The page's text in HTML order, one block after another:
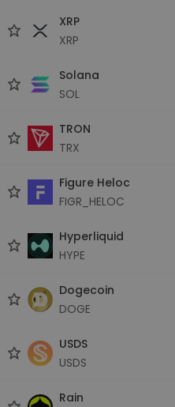
XRP
XRP
Solana
SOL
TRON
TRX
Figure Heloc
FIGR_HELOC
Hyperliquid
HYPE
Dogecoin
DOGE
USDS
USDS
Rain